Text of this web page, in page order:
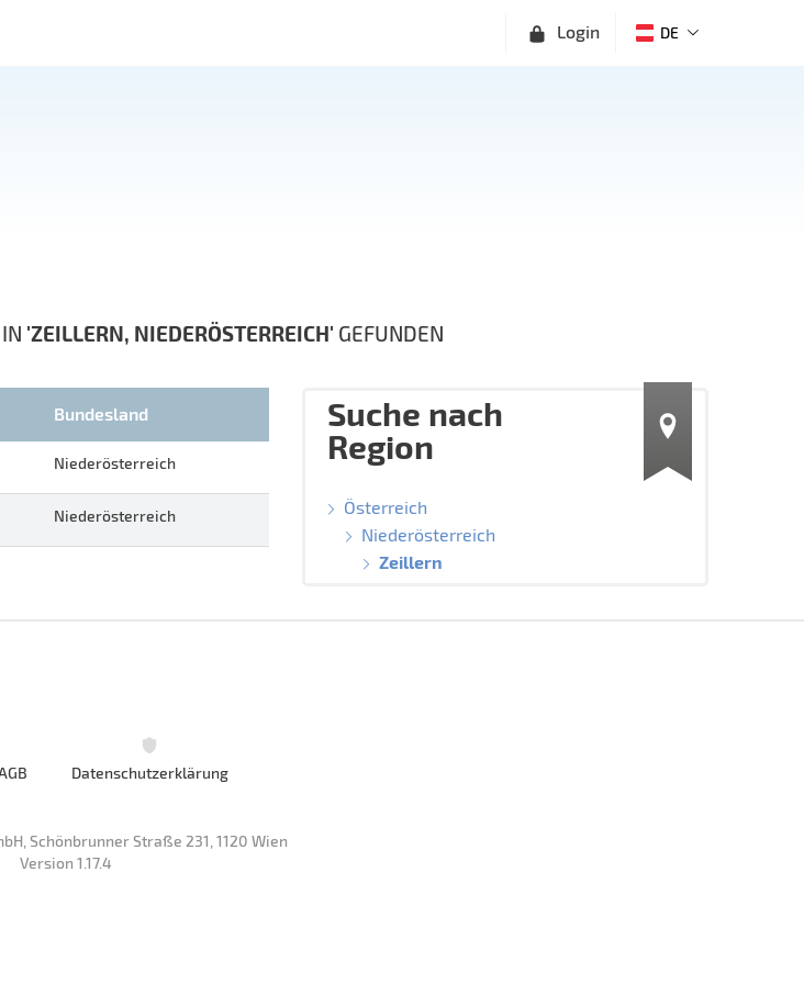
Login DE
IN 'ZEILLERN, NIEDERÖSTERREICH' GEFUNDEN
Bundesland
Niederösterreich
Niederösterreich
Suche nach
Region
Österreich
Niederösterreich
Zeillern
Datenschutzerklärung
Schönbrunner Straße 231, 1120 Wien
Version 1.17.4